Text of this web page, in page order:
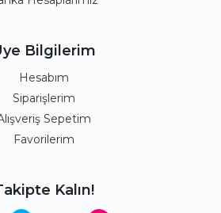
Bilgilerim
Hesabım
Siparişlerim
Sepetim
Favorilerim
Kalın!